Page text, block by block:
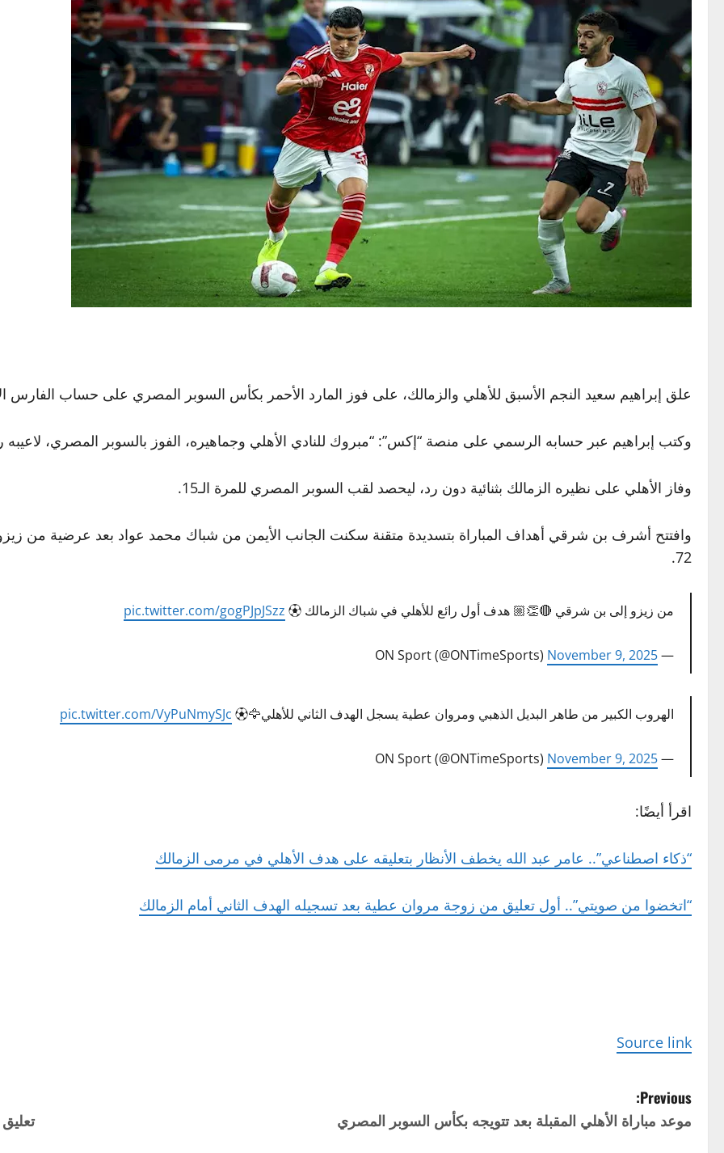
علق إبراهيم سعيد النجم الأسبق للأهلي والزمالك، على فوز المارد الأحمر بكأس السوبر المصري على حساب الفارس
وكتب إبراهيم عبر حسابه الرسمي على منصة “إكس”: “مبروك للنادي الأهلي وجماهيره، الفوز بالسوبر المصري، لاعيبه
وفاز الأهلي على نظيره الزمالك بثنائية دون رد، ليحصد لقب السوبر المصري للمرة الـ15.
وافتتح أشرف بن شرقي أهداف المباراة بتسديدة متقنة سكنت الجانب الأيمن من شباك محمد عواد بعد عرضية من
72.
من زيزو إلى بن شرقي 🔴👏🏼 هدف أول رائع للأهلي في شباك الزمالك ⚽️ pic.twitter.com/gogPJpJSzz
— ON Sport (@ONTimeSports)
November 9, 2025
الهروب الكبير من طاهر البديل الذهبي ومروان عطية يسجل الهدف الثاني للأهلي🦅⚽️ pic.twitter.com/VyPuNmySJc
— ON Sport (@ONTimeSports)
November 9, 2025
اقرأ أيضًا:
“ذكاء اصطناعي”.. عامر عبد الله يخطف الأنظار بتعليقه على هدف الأهلي في مرمى الزمالك
“اتخضوا من صويتي”.. أول تعليق من زوجة مروان عطية بعد تسجيله الهدف الثاني أمام الزمالك
Source link
P
o
Previous:
موعد مباراة الأهلي المقبلة بعد تتويجه بكأس السوبر المصري